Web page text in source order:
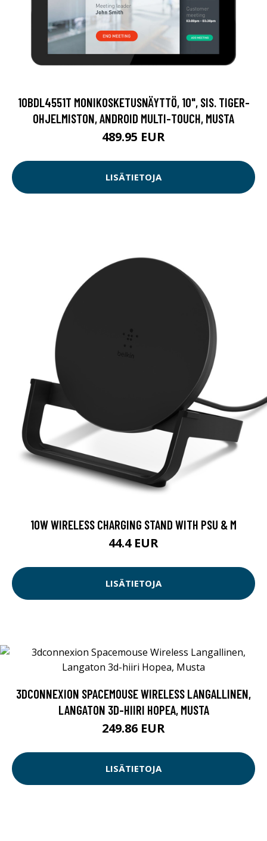
10BDL4551T MONIKOSKETUSNÄYTTÖ, 10", SIS. TIGER-
OHJELMISTON, ANDROID MULTI-TOUCH, MUSTA
489.95 EUR
LISÄTIETOJA
10W WIRELESS CHARGING STAND WITH PSU & M
44.4 EUR
LISÄTIETOJA
3DCONNEXION SPACEMOUSE WIRELESS LANGALLINEN,
LANGATON 3D-HIIRI HOPEA, MUSTA
249.86 EUR
LISÄTIETOJA